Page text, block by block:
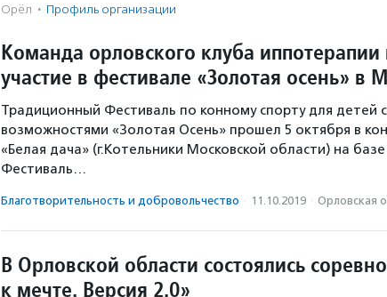
Орёл · Профиль организации
Команда орловского клуба иппотерапии
участие в фестивале «Золотая осень» в
Традиционный Фестиваль по конному спорту для детей
возможностями «Золотая Осень» прошел 5 октября в
«Белая дача» (г.Котельники Московской области) на
Фестиваль…
Благотвори­тель­ность и доброволь­чест­во · 11.10.2019 · Орловская
В Орловской области состоялись
к мечте. Версия 2.0»